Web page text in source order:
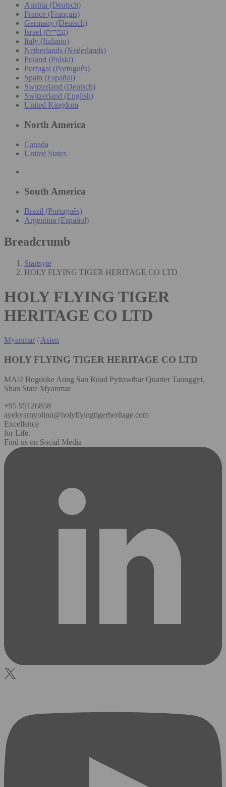
Austria (Deutsch)
France (Français)
Germany (Deutsch)
Israel (עִברִית)
Italy (Italiano)
Netherlands (Nederlands)
Poland (Polski)
Portugal (Português)
Spain (Español)
Switzerland (Deutsch)
Switzerland (English)
United Kingdom
North America
Canada
United States
South America
Brazil (Português)
Argentina (Español)
Breadcrumb
Startsyte
HOLY FLYING TIGER HERITAGE CO LTD
HOLY FLYING TIGER
HERITAGE CO LTD
Myanmar /Asien
HOLY FLYING TIGER HERITAGE CO LTD
MA/2 Boguoke Aung San Road Pyitawthar Quarter Taunggyi,
Shan State Myanmar
+95 95126858
ayekyarnyolinn@holyflyingtigerheritage.com
Excellence
for Life.
Find us on Social Media